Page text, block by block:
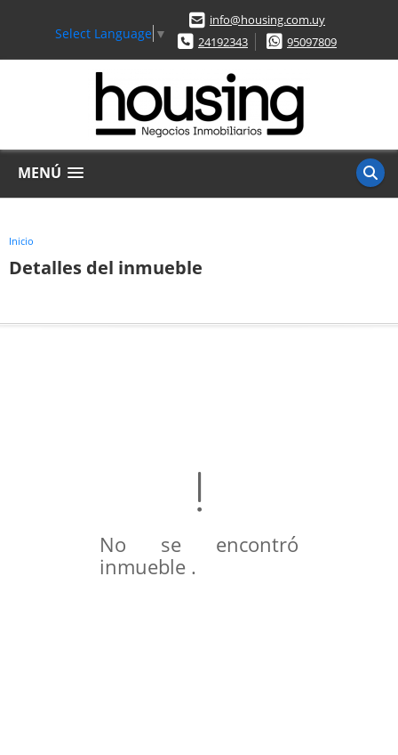
Select Language ▼
info@housing.com.uy
24192343
95097809
MENÚ
Inicio
Detalles del inmueble
No se encontró
inmueble .